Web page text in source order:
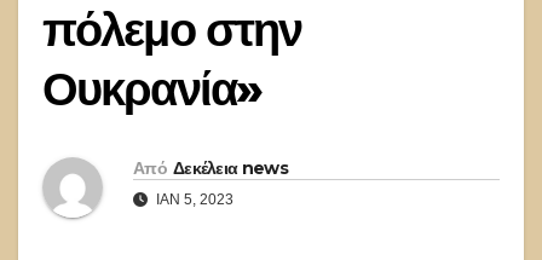
πόλεμο στην
Ουκρανία»
Από Δεκέλεια news
ΙΑΝ 5, 2023